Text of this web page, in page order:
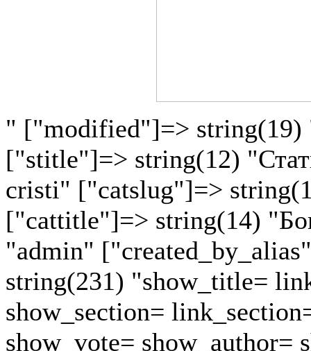
" ["modified"]=> string(19)
["stitle"]=> string(12)
cristi" ["catslug"]=>
["cattitle"]=> string(14)
"admin"
string(231) "show_title=
show_section=
show_vote= show_author=